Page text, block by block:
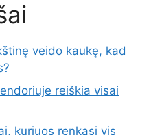
veido kaukę, kad
reiškia visai
kuriuos renkasi vis